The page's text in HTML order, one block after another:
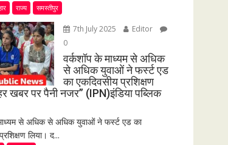
राज्य समस्तीपुर
7th July 2025
Editor
0
वर्कशॉप के माध्यम से अधिक
से अधिक युवाओं ने फर्स्ट एड
का एकदिवसीय प्रशिक्षण
खबर पर पैनी नजर” (IPN)इंडिया पब्लिक
से अधिक से अधिक युवाओं ने फर्स्ट एड का
लिया। द...